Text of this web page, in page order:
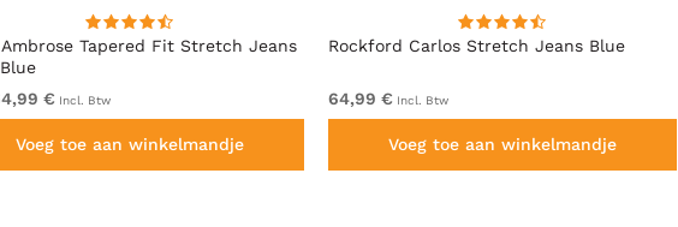
Ambrose Tapered Fit Stretch Jeans
€ Incl. Btw
Voeg toe aan winkelmandje
Rockford Carlos Stretch Jeans Blue
64,99 € Incl. Btw
Voeg toe aan winkelmandje